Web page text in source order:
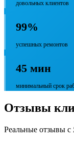
довольных клиентов
99%
успешных ремонтов
45 мин
минимальный срок
Отзывы
Реальные отзывы с